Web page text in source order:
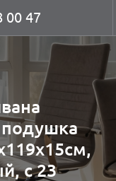
00 47
с 23